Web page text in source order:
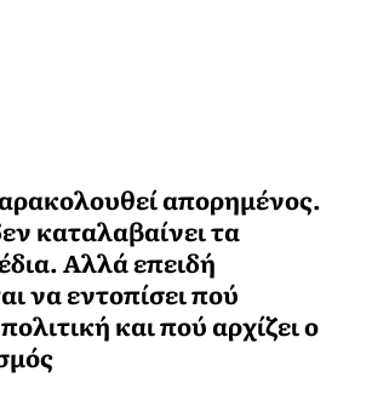
απορημένος.
καταλαβαίνει τα
Αλλά επειδή
να εντοπίσει πού
και πού αρχίζει ο